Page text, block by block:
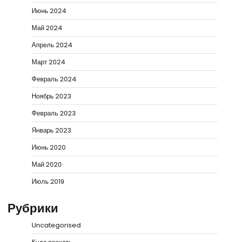
Июнь 2024
Май 2024
Апрель 2024
Март 2024
Февраль 2024
Ноябрь 2023
Февраль 2023
Январь 2023
Июнь 2020
Май 2020
Июль 2019
Рубрики
Uncategorised